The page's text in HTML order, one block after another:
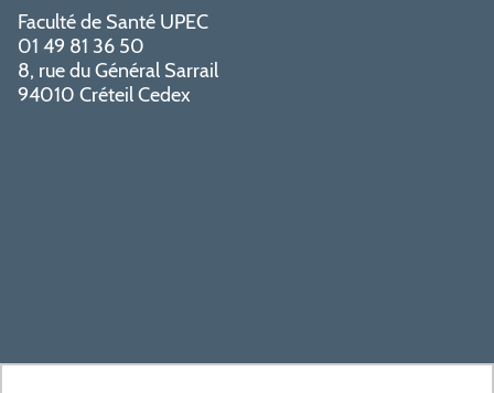
Faculté de Santé UPEC
01 49 81 36 50
8, rue du Général Sarrail
94010 Créteil Cedex